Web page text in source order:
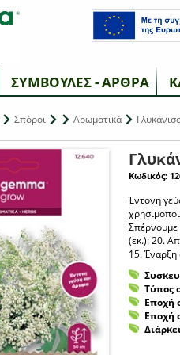
ΣΥΜΒΟΥΛΕΣ - ΑΡΘΡΑ
Σπόροι Αρωματικά
Κωδικός:
Έντονη
Σπέρνουμε
(εκ.): 20.
15. Έναρξη
Τύπος
Εποχή
Εποχή